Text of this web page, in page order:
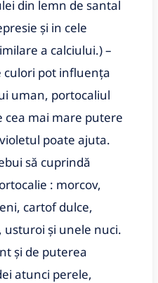
din lemn de santal
și in cele
a calciului.) –
culori pot influența
uman, portocaliul
cea mai mare putere
poate ajuta.
să cuprindă
: morcov,
cartof dulce,
și unele nuci.
și de puterea
atunci perele,